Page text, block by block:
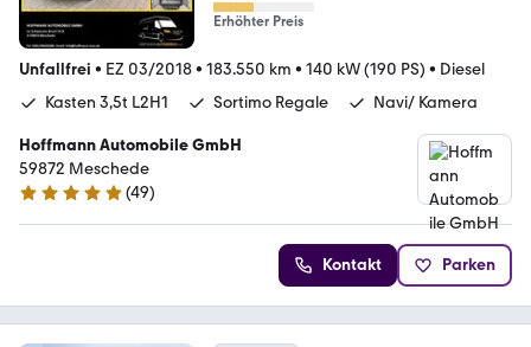
Erhöhter Preis
Unfallfrei • EZ 03/2018• 183.550 km • 140 kW (190 PS) • Diesel
Kasten 3,5t L2H1
Sortimo Regale Navi/ Kamera
Hoffmann Automobile GmbH
59872 Meschede
4.9 Sterne
(49)
Kontakt Parken